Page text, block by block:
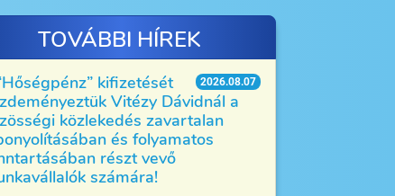
TOVÁBBI HÍREK
2026.08.07
kifizetését
Vitézy Dávidnál a
közlekedés zavartalan
és folyamatos
részt vevő
számára!